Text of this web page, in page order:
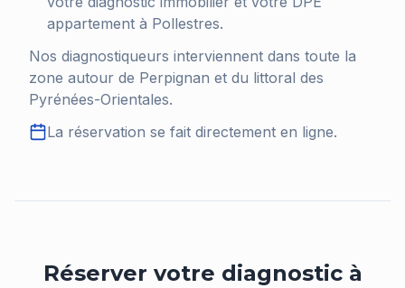
appartement à Pollestres.
Nos diagnostiqueurs interviennent dans toute la
zone autour de Perpignan et du littoral des
Pyrénées-Orientales.
La réservation se fait directement en ligne.
Réserver votre diagnostic à